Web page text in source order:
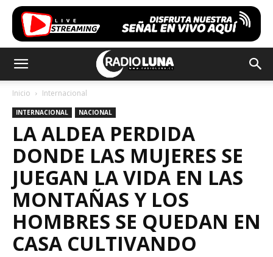
Inicio Internacional
INTERNACIONAL NACIONAL
LA ALDEA PERDIDA
DONDE LAS MUJERES SE
JUEGAN LA VIDA EN LAS
MONTAÑAS Y LOS
HOMBRES SE QUEDAN EN
CASA CULTIVANDO